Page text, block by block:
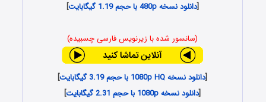
[دانلود نسخه 480p با حجم 1.19 گیگابایت ]
(سانسور شده با زیرنویس فارسی چسبیده)
[دانلود نسخه 1080p HQ با حجم 3.19 گیگابایت
]
[دانلود نسخه 1080p با حجم 2.31 گیگابایت
]